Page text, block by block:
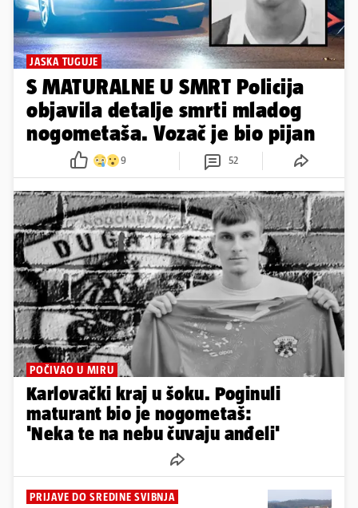
JASKA TUGUJE
S MATURALNE U SMRT Policija
objavila detalje smrti mladog
nogometaša. Vozač je bio pijan
9 52
POČIVAO U MIRU
Karlovački kraj u šoku. Poginuli
maturant bio je nogometaš:
'Neka te na nebu čuvaju anđeli'
PRIJAVE DO SREDINE SVIBNJA